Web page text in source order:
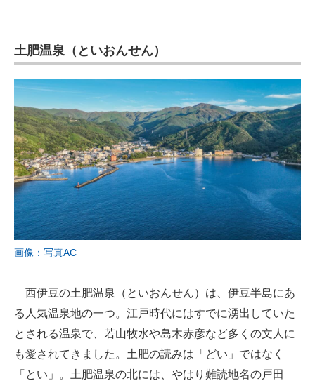
土肥温泉（といおんせん）
画像：写真AC
西伊豆の土肥温泉（といおんせん）は、伊豆半島にあ
る人気温泉地の一つ。江戸時代にはすでに湧出していた
とされる温泉で、若山牧水や島木赤彦など多くの文人に
も愛されてきました。土肥の読みは「どい」ではなく
「とい」。土肥温泉の北には、やはり難読地名の戸田